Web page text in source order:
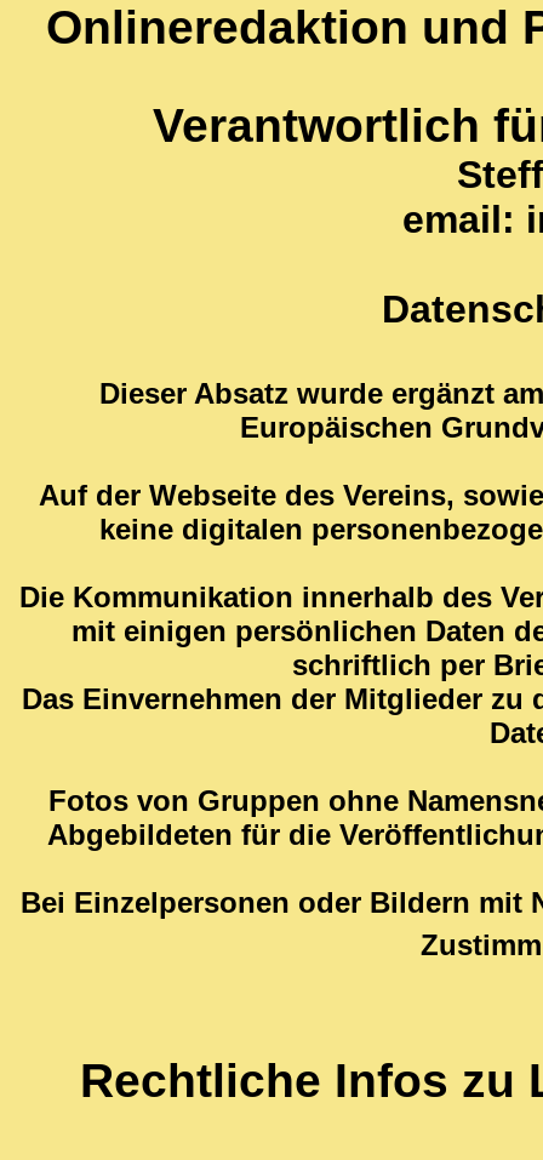
Onlineredaktion und
Verantwortlich
email:
Dieser Absatz wurde ergänzt
Europäischen
Auf der Webseite des Vereins,
keine digitalen
Die Kommunikation innerhalb des
mit einigen persönlichen Daten
schriftlich per
Das Einvernehmen der Mitglieder
Fotos von Gruppen ohne
Abgebildeten für die
Bei Einzelpersonen oder Bildern mit
Rechtliche Infos zu